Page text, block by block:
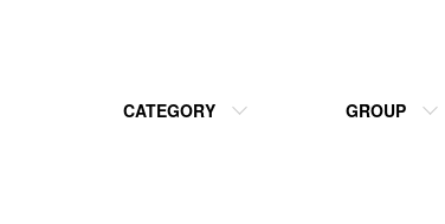
CATEGORY GROUP